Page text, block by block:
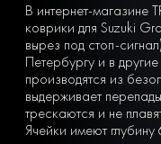
В интернет-магазине
коврики для Suzuki
вырез под стоп-
Петербургу и в
производятся из
выдерживает
трескаются и не
Ячейки имеют